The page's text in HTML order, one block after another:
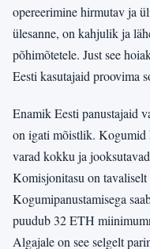
opereerimine hirmutav ja
ülesanne, on kahjulik ja
põhimõtetele. Just see
Eesti kasutajaid proovima
Enamik Eesti panustajaid
on igati mõistlik. Kogumid
varad kokku ja
Komisjonitasu on
Kogumipanustamisega
puudub 32 ETH
Algajale on see selgelt